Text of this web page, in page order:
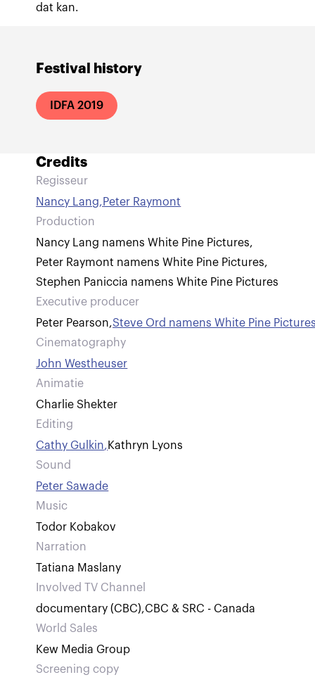
Festival history
IDFA 2019
dat kan.
Credits
Regisseur
Nancy Lang,Peter Raymont
Production
Nancy Lang namens White Pine Pictures,
Peter Raymont namens White Pine Pictures,
Stephen Paniccia namens White Pine Pictures
Executive producer
Peter Pearson,Steve Ord namens White Pine
Cinematography
John Westheuser
Animatie
Charlie Shekter
Editing
Cathy Gulkin, Kathryn Lyons
Sound
Peter Sawade
Music
Todor Kobakov
Narration
Tatiana Maslany
Involved TV Channel
documentary (CBC),CBC & SRC - Canada
World Sales
Kew Media Group
Screening copy